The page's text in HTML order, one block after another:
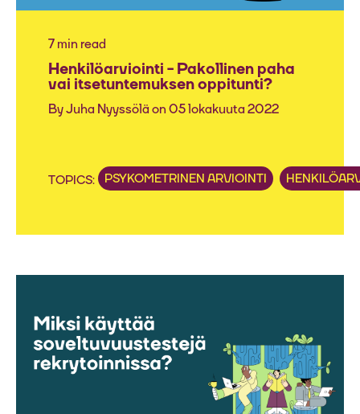
7 min read
Henkilöarviointi - Pakollinen paha
vai itsetuntemuksen oppitunti?
ByJuha Nyyssöläon 05 lokakuuta 2022
TOPICS: PSYKOMETRINEN ARVIOINTI